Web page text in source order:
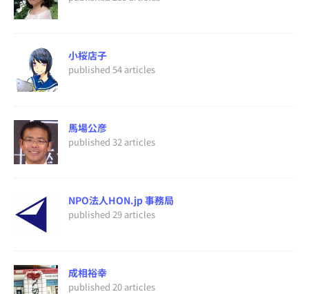
小桜店子
published 54 articles
馬場公彦
published 32 articles
NPO法人HON.jp 事務局
published 29 articles
成相裕幸
published 20 articles